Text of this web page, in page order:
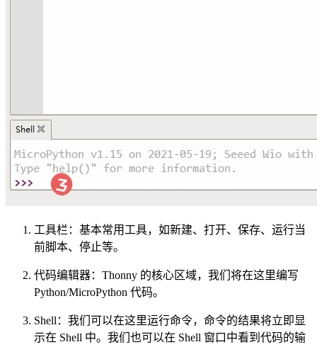
工具栏：基本常用工具，如新建、打开、保存、运行当
前脚本、停止等。
代码编辑器：Thonny 的核心区域，我们将在这里编写
Python/MicroPython 代码。
Shell：我们可以在这里运行命令，命令的结果将立即显
示在 Shell 中。我们也可以在 Shell 窗口中看到代码的输